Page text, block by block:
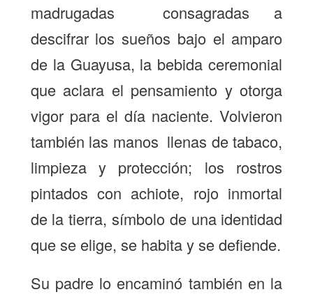
madrugadas consagradas a
descifrar los sueños bajo el amparo
de la Guayusa, la bebida ceremonial
que aclara el pensamiento y otorga
vigor para el día naciente. Volvieron
también las manos llenas de tabaco,
limpieza y protección; los rostros
pintados con achiote, rojo inmortal
de la tierra, símbolo de una identidad
que se elige, se habita y se defiende.
Su padre lo encaminó también en la